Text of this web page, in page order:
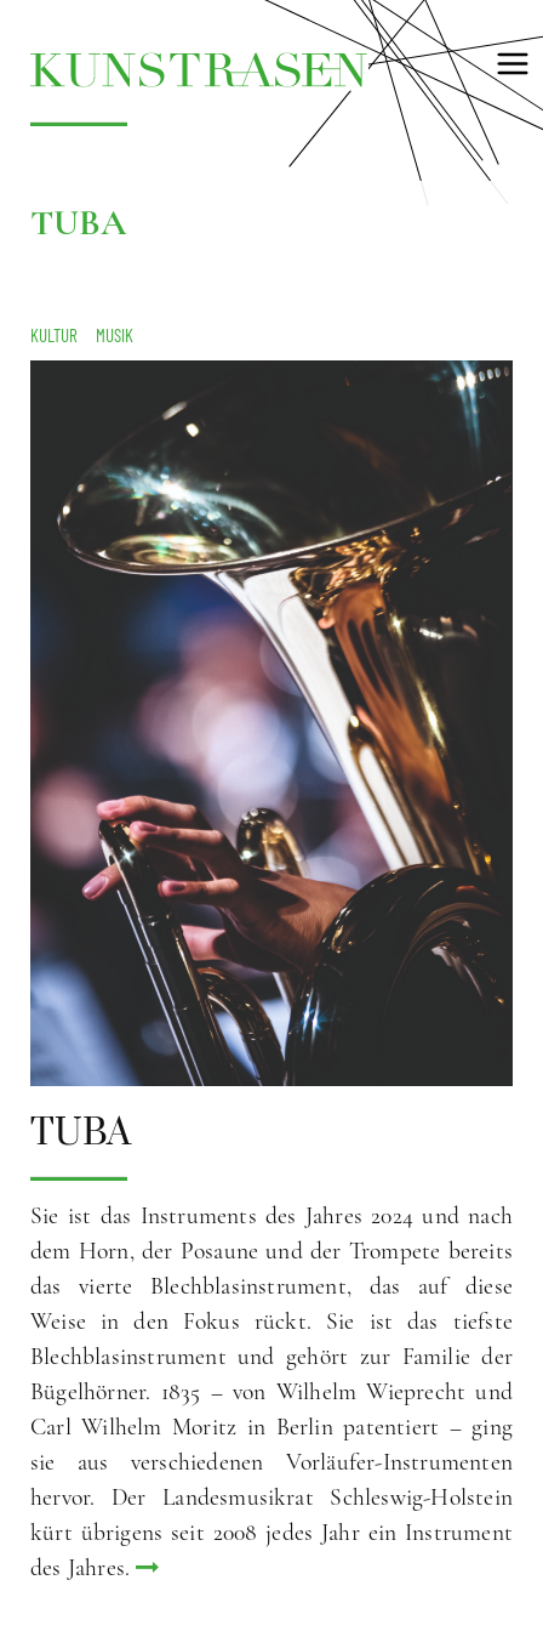
TUBA
KULTUR MUSIK
TUBA
Sie ist das Instruments des Jahres 2024 und nach
dem Horn, der Posaune und der Trompete bereits
das vierte Blechblasinstrument, das auf diese
Weise in den Fokus rückt. Sie ist das tiefste
Blechblasinstrument und gehört zur Familie der
Bügelhörner. 1835 – von Wilhelm Wieprecht und
Carl Wilhelm Moritz in Berlin patentiert – ging
sie aus verschiedenen Vorläufer-Instrumenten
hervor. Der Landesmusikrat Schleswig-Holstein
kürt übrigens seit 2008 jedes Jahr ein Instrument
des Jahres.